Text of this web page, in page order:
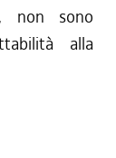
non sono
alla